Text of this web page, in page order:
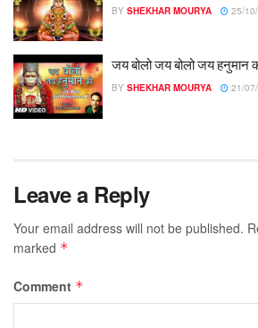
BY SHEKHAR MOURYA 25/
जय बोलो जय बोलो जय हनुमान
BY SHEKHAR MOURYA 21/
Leave a Reply
Your email address will not be published.
marked *
Comment *